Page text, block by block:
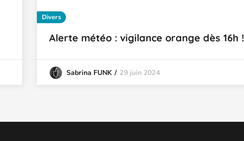
Divers
Alerte météo : vigilance orange dès 16h !
Sabrina FUNK 29 juin 2024